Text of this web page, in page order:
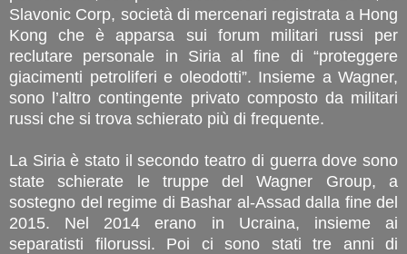
Slavonic Corp, società di mercenari registrata a Hong
Kong che è apparsa sui forum militari russi per
reclutare personale in Siria al fine di “proteggere
giacimenti petroliferi e oleodotti”. Insieme a Wagner,
sono l’altro contingente privato composto da militari
russi che si trova schierato più di frequente.
La Siria è stato il secondo teatro di guerra dove sono
state schierate le truppe del Wagner Group, a
sostegno del regime di Bashar al-Assad dalla fine del
2015. Nel 2014 erano in Ucraina, insieme ai
separatisti filorussi. Poi ci sono stati tre anni di